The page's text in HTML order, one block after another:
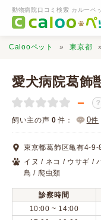
動物病院口コミ検索 カルーペ
動物病院検索
口コミ検索
Calooペットとは？
Calooペット 東京都
愛犬病院葛飾
－
飼い主の声 0 件： 0件
東京都葛飾区亀有4-9-
イヌ / ネコ / ウサギ /
鳥 / 爬虫類
診察時間
10:00 ~ 14:00